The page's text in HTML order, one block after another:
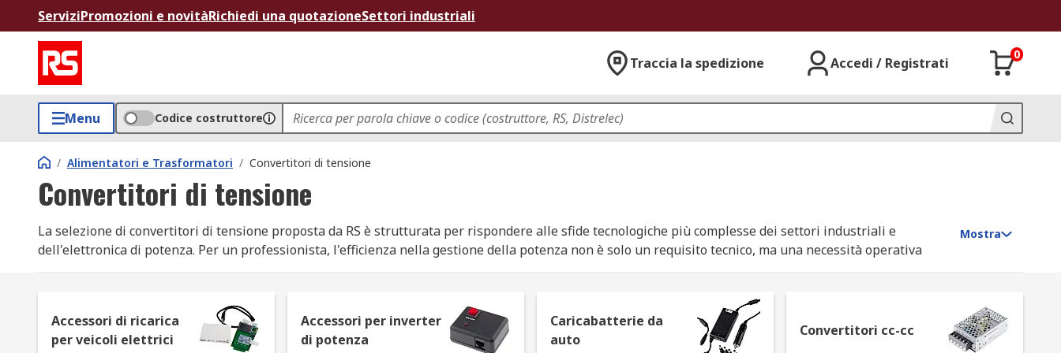
ServiziPromozioni e novitàRichiedi una quotazioneSettori industriali
Traccia la spedizione Accedi / Registrati
0
Menu Codice costruttore
/ Alimentatori e Trasformatori / Convertitori di tensione
Convertitori di tensione
La selezione di convertitori di tensione proposta da RS è strutturata per rispondere alle sfide tecnologiche più complesse dei settori industriali e
dell'elettronica di potenza. Per un professionista, l'efficienza nella gestione della potenza non è solo un requisito tecnico, ma una necessità operativa
Che si tratti di integrazioni su PCB o sistemi di alimentazione a telaio, ogni convertitore di corrente disponibile in catalogo è validato per offrire
precisione metrologica e conformità normativa. Scegliere i giusti convertitori di tensione significa ottimizzare l'architettura elettrica, riducendo i costi di
Mostra
Accessori di ricarica
per veicoli elettrici
Accessori per inverter
di potenza
Caricabatterie da
auto
Convertitori cc-cc